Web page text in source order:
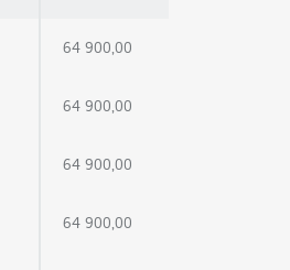
64 900,00
64 900,00
64 900,00
64 900,00